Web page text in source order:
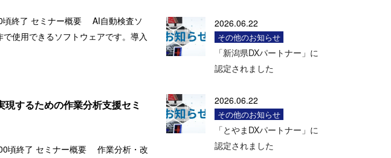
頃終了 セミナー概要 AI自動検査ソ
使用できるソフトウェアです。導入
するための作業分析支援セミ
頃終了 セミナー概要 作業分析・改
2026.06.22
その他のお知らせ
「新潟県DXパートナー」に
認定されました
2026.06.22
その他のお知らせ
「とやまDXパートナー」に
認定されました